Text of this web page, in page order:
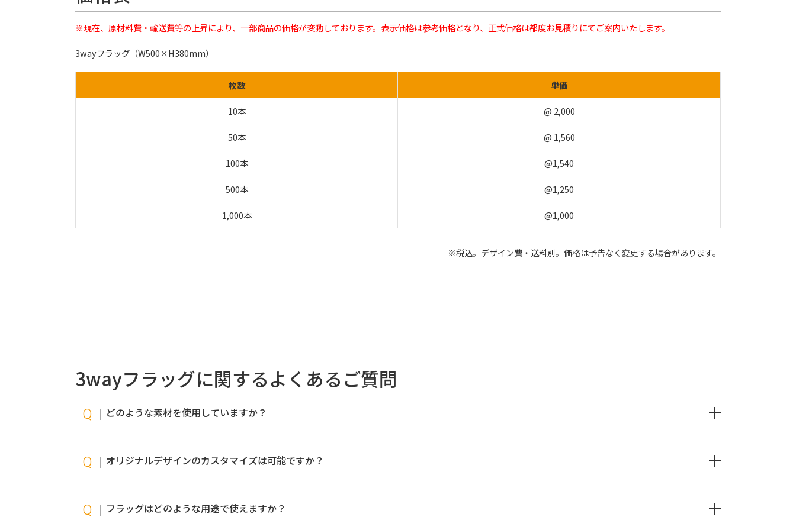
※現在、原材料費・輸送費等の上昇により、一部商品の価格が変動しております。表示価格は参考価格となり、正式価格は都度お見積りにてご案内いたします。
3wayフラッグ（W500×H380mm）
枚数 単価
10本 @ 2,000
50本 @ 1,560
100本 @1,540
500本 @1,250
1,000本 @1,000
※税込。デザイン費・送料別。価格は予告なく変更する場合があります。
3wayフラッグに関するよくあるご質問
どのような素材を使用していますか？
オリジナルデザインのカスタマイズは可能ですか？
フラッグはどのような用途で使えますか？